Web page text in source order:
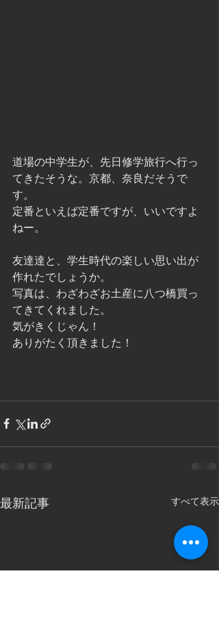
道場の中学生が、先日修学旅行へ行っ
てきたそうな。京都、奈良だそうで
す。
定番といえば定番ですが、いいですよ
ねー。
友達達と、学生時代の楽しい思い出が
作れたでしょうか。
写真は、わざわざお土産に八つ橋買っ
てきてくれました。
気がきくじゃん！
ありがたく頂きました！
最新記事 すべて表示